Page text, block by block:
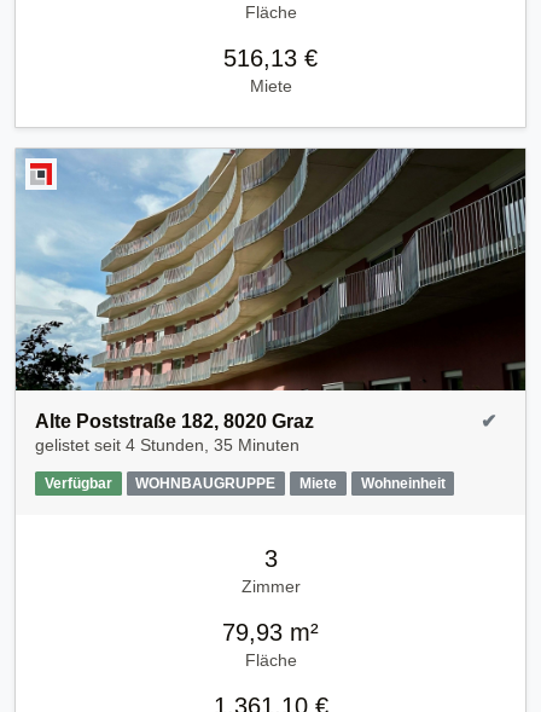
Fläche
516,13 €
Miete
Alte Poststraße 182, 8020 Graz
gelistet seit 4 Stunden, 35 Minuten
Verfügbar WOHNBAUGRUPPE Miete Wohneinheit
✔
3
Zimmer
79,93 m²
Fläche
1.361,10 €